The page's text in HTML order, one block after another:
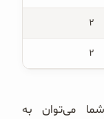
۲
۲
می‌توان به